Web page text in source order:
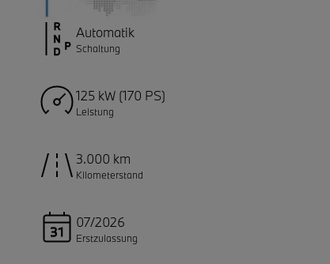
Automatik
Schaltung
125 kW (170 PS)
Leistung
3.000 km
Kilometerstand
07/2026
Erstzulassung